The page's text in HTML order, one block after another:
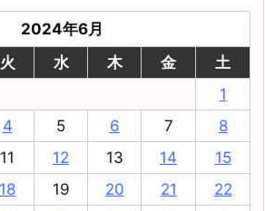
2024年6月
火 水 木 金
土
1
4 5 6 7
8
11 12 13 14
15
18 19 20 21
22